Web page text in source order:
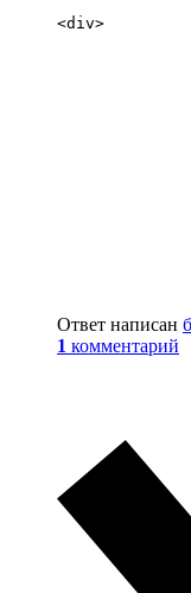
<div>
Ответ написан
1 комментарий